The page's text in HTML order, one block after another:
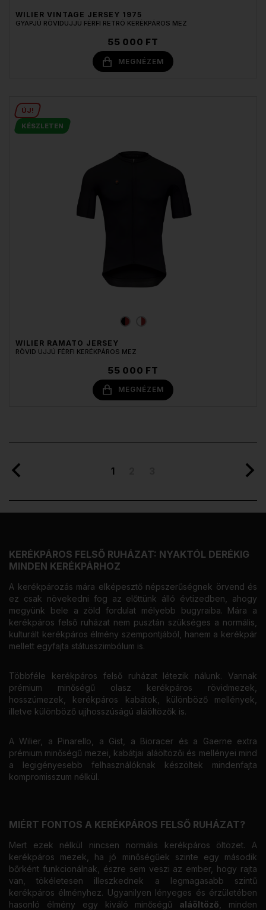
WILIER VINTAGE JERSEY 1975
GYAPJÚ RÖVIDUJJÚ FÉRFI RETRÓ KERÉKPÁROS MEZ
55 000 FT
MEGNÉZEM
ÚJ!
KÉSZLETEN
WILIER RAMATO JERSEY
RÖVID UJJÚ FÉRFI KERÉKPÁROS MEZ
55 000 FT
MEGNÉZEM
1
KERÉKPÁROS FELSŐ RUHÁZAT: NYAKTÓL DERÉKIG
MINDEN KERÉKPÁRHOZ
A kerékpározás mára elképesztő népszerűségnek örvend és
ez csak növekedni fog az előttünk álló évtizedben, ahogy
megyünk bele a zöld fordulat mélyebb bugyraiba. Mára a
kerékpáros felső ruházat nem pusztán szükséges a normális,
kulturált kerékpáros élmény szempontjából, hanem a kerékpár
mellett egyfajta státusszimbólum is.
Többféle kerékpáros felső ruházat létezik nálunk. Vannak
prémium minőségű olasz kerékpáros rövidmezek,
hosszúmezek, kerékpáros kabátok, különböző mellények,
illetve különböző ujjhosszúságú aláöltözők is.
A Wilier, a Pinarello, a Gist, a Bioracer és a Gaerne extra
prémium minőségű mezei, kabátjai aláöltözői és mellényei mind
a legigényesebb felhasználóknak készöltek mindenfajta
kompromisszum nélkül.
MIÉRT FONTOS A KERÉKPÁROS FELSŐ RUHÁZAT?
Mert ezek nélkül nincsen normális kerékpáros öltözet. A
kerékpáros mezek, ha jó minőségűek szinte egy második
bőrként funkcionálnak, észre sem veszi az ember, hogy rajta
van, tökéletesen illeszkednek a legmagasabb szintű
kerékpáros élményhez. Ugyanilyen lényeges és érzületében
hasonló élmény egy kiváló minőségű aláöltöző , minden